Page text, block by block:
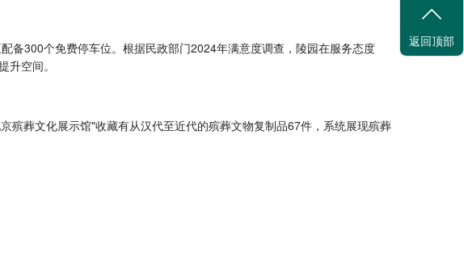
备300个免费停车位。根据民政部门2024年满意度调查，陵园在服务态度
空间。
葬文化展示馆"收藏有从汉代至近代的殡葬文物复制品67件，系统展现殡葬
返回顶部